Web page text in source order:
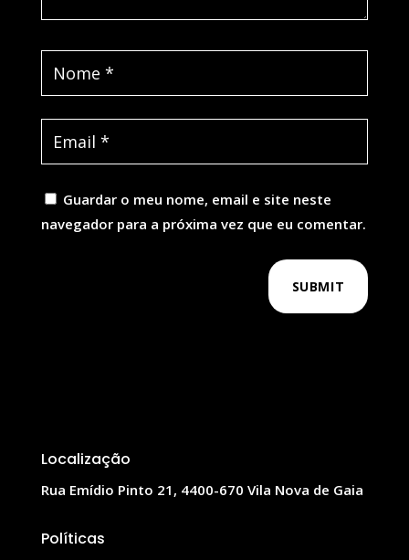
Guardar o meu nome, email e site neste
navegador para a próxima vez que eu comentar.
SUBMIT
Localização
Rua Emídio Pinto 21, 4400-670 Vila Nova de Gaia
Políticas